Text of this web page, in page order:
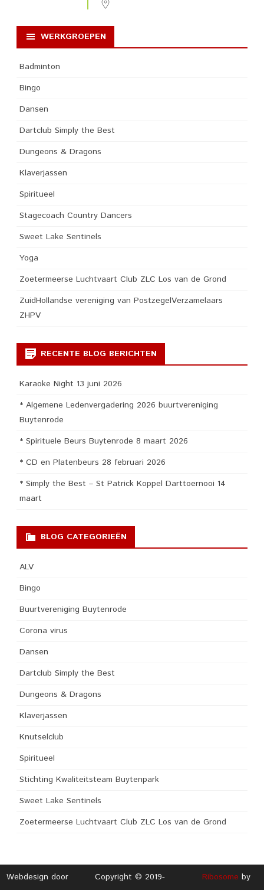
WERKGROEPEN
Badminton
Bingo
Dansen
Dartclub Simply the Best
Dungeons & Dragons
Klaverjassen
Spiritueel
Stagecoach Country Dancers
Sweet Lake Sentinels
Yoga
Zoetermeerse Luchtvaart Club ZLC Los van de Grond
ZuidHollandse vereniging van PostzegelVerzamelaars
ZHPV
RECENTE BLOG BERICHTEN
Karaoke Night 13 juni 2026
* Algemene Ledenvergadering 2026 buurtvereniging
Buytenrode
* Spirituele Beurs Buytenrode 8 maart 2026
* CD en Platenbeurs 28 februari 2026
* Simply the Best – St Patrick Koppel Darttoernooi 14
maart
BLOG CATEGORIEËN
ALV
Bingo
Buurtvereniging Buytenrode
Corona virus
Dansen
Dartclub Simply the Best
Dungeons & Dragons
Klaverjassen
Knutselclub
Spiritueel
Stichting Kwaliteitsteam Buytenpark
Sweet Lake Sentinels
Zoetermeerse Luchtvaart Club ZLC Los van de Grond
Webdesign door
Copyright © 2019-
Ribosome by